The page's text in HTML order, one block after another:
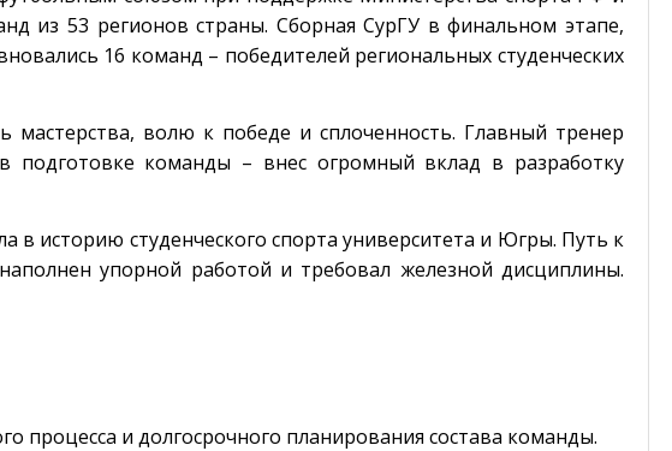
из 53 регионов страны. Сборная СурГУ в финальном этапе,
16 команд – победителей региональных студенческих
волю к победе и сплоченность. Главный тренер
подготовке команды – внес огромный вклад в разработку
в историю студенческого спорта университета и Югры. Путь к
упорной работой и требовал железной дисциплины.
процесса и долгосрочного планирования состава команды.